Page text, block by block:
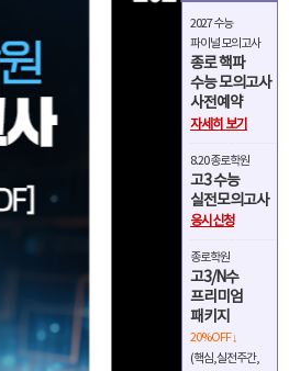
2027 수능
파이널 모의고사
종로 핵파
수능 모의고사
사전예약
자세히 보기
8.20 종로학원
고3 수능
실전모의고사
응시신청
종로학원
고3/N수
프리미엄
패키지
20%OFF ↓
(핵심,실전주간,